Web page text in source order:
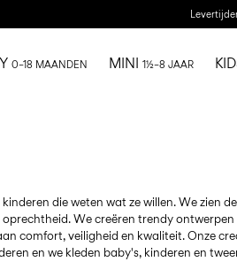
0–18 MAANDEN MINI 1½–8 JAAR
die weten wat ze willen. We zien
We creëren trendy ontwerpen
comfort, veiligheid en kwaliteit. Onze
en we kleden baby's, kinderen en